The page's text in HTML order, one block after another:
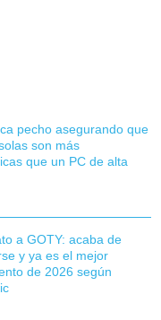
pecho asegurando que
son más
que un PC de alta
a GOTY: acaba de
y ya es el mejor
de 2026 según